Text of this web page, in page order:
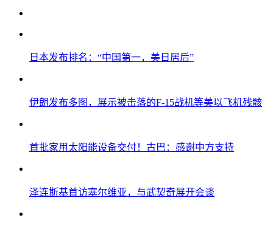
日本发布排名：“中国第一，美日居后”
伊朗发布多图，展示被击落的F-15战机等美以飞机残骸
首批家用太阳能设备交付！古巴：感谢中方支持
泽连斯基首访塞尔维亚，与武契奇展开会谈